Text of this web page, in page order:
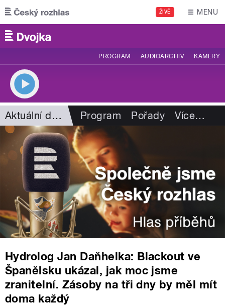
Přejít k hlavnímu obsahu
ŽIVĚ MENU
PROGRAM AUDIOARCHIV KAMERY
Aktuální dění Program Pořady Více…
Hydrolog Jan Daňhelka: Blackout ve
Španělsku ukázal, jak moc jsme
zranitelní. Zásoby na tři dny by měl mít
doma každý